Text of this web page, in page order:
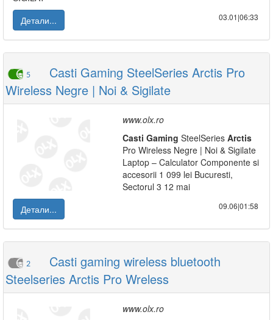
Детали...
03.01|06:33
5
Casti Gaming SteelSeries Arctis Pro
Wireless Negre | Noi & Sigilate
www.olx.ro
Casti Gaming SteelSeries Arctis
Pro Wireless Negre | Noi & Sigilate
Laptop – Calculator Componente si
accesorii 1 099 lei Bucuresti,
Sectorul 3 12 mai
Детали...
09.06|01:58
2
Casti gaming wireless bluetooth
Steelseries Arctis Pro Wreless
www.olx.ro